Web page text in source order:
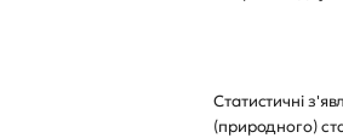
Статистичні
(природного)